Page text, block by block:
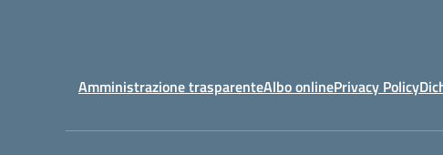
Amministrazione trasparenteAlbo onlinePrivacy Policy